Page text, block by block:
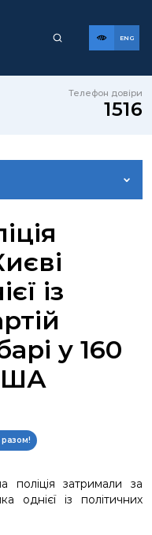
ENG
Телефон довіри
1516
із
у 160
поліція затримали за
однієї із політичних